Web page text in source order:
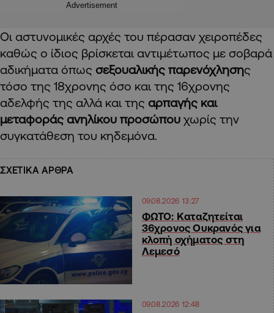
Advertisement
Οι αστυνομικές αρχές του πέρασαν χειροπέδες
καθώς ο ίδιος βρίσκεται αντιμέτωπος με σοβαρά
αδικήματα όπως σεξουαλικής παρενόχλησης
τόσο της 18χρονης όσο και της 16χρονης
αδελφής της αλλά και της αρπαγής και
μεταφοράς ανηλίκου προσώπου χωρίς την
συγκατάθεση του κηδεμόνα.
ΣΧΕΤΙΚΑ ΑΡΘΡΑ
09.08.2026 13:27
ΦΩΤΟ: Καταζητείται
36χρονος Ουκρανός για
κλοπή οχήματος στη
Λεμεσό
09.08.2026 12:48